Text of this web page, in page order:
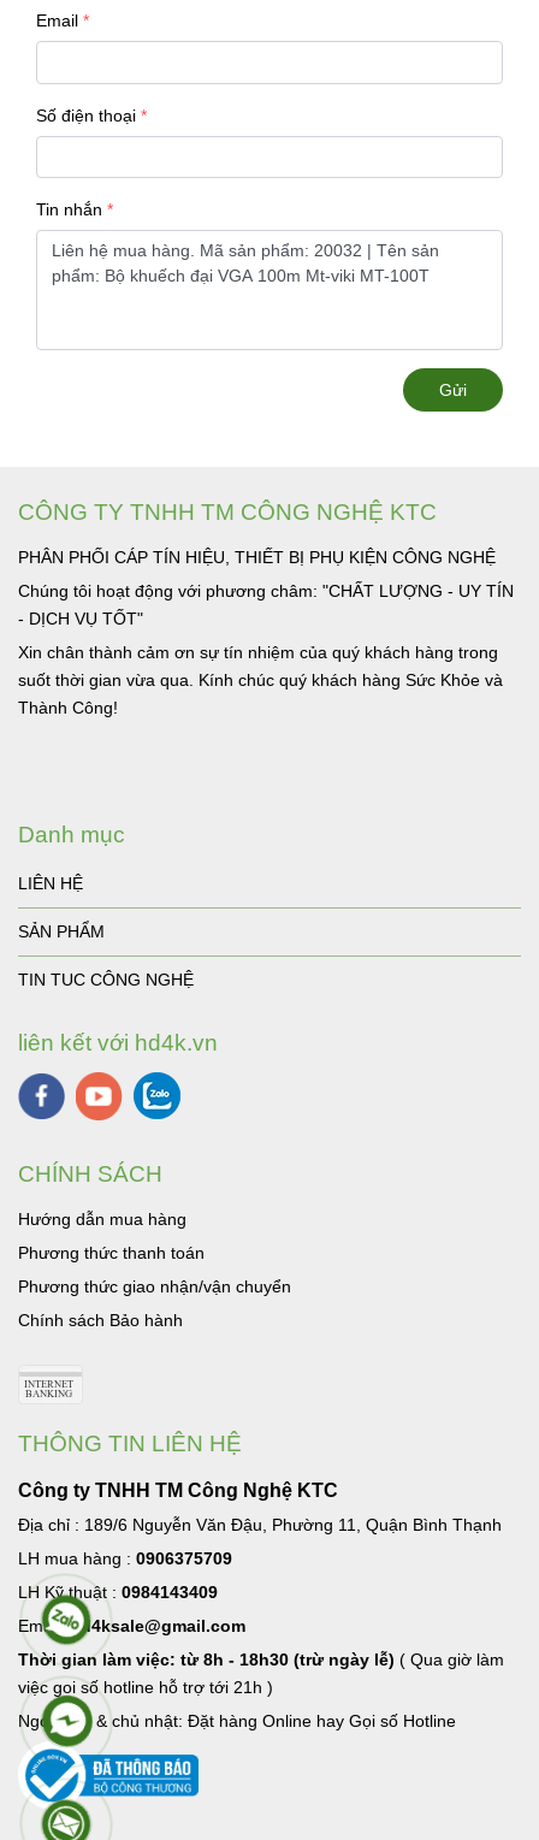
Email
Số điện thoại
Tin nhắn
Gửi
CÔNG TY TNHH TM CÔNG NGHỆ KTC
PHÂN PHỐI CÁP TÍN HIỆU, THIẾT BỊ PHỤ KIỆN CÔNG NGHỆ
Chúng tôi hoạt động với phương châm: "CHẤT LƯỢNG - UY TÍN
- DỊCH VỤ TỐT"
Xin chân thành cảm ơn sự tín nhiệm của quý khách hàng trong
suốt thời gian vừa qua. Kính chúc quý khách hàng Sức Khỏe và
Thành Công!
Danh mục
LIÊN HỆ
SẢN PHẨM
TIN TUC CÔNG NGHỆ
liên kết với hd4k.vn
CHÍNH SÁCH
Hướng dẫn mua hàng
Phương thức thanh toán
Phương thức giao nhận/vận chuyển
Chính sách Bảo hành
THÔNG TIN LIÊN HỆ
Công ty TNHH TM Công Nghệ KTC
Địa chỉ : 189/6 Nguyễn Văn Đậu, Phường 11, Quận Bình Thạnh
LH mua hàng : 0906375709
LH Kỹ thuật : 0984143409
Email:hd4ksale@gmail.com
Thời gian làm việc: từ 8h - 18h30 (trừ ngày lễ) ( Qua giờ làm
việc goi số hotline hỗ trợ tới 21h )
Ngoài giờ & chủ nhật: Đặt hàng Online hay Gọi số Hotline